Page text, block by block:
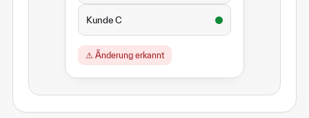
Kunde C
⚠ Änderung erkannt